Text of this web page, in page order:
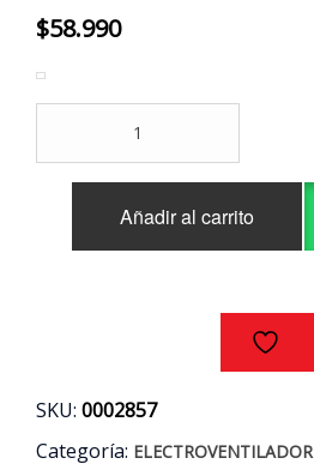
$58.990
YARIS
1.3/1.5
Añadir al carrito
SKU: 0002857
Categoría: ELECTROVENTILADOR